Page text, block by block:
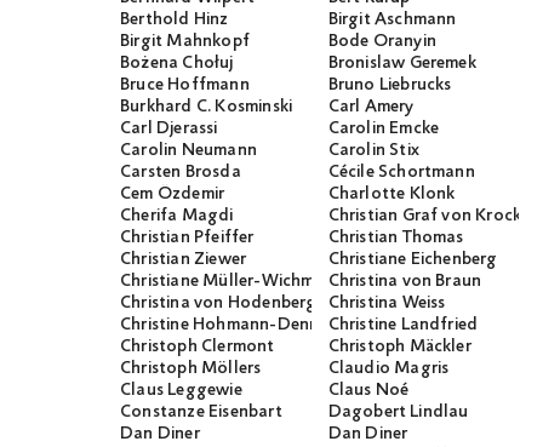
Berthold Hinz
Birgit Aschmann
Birgit Mahnkopf
Bode Oranyin
Bożena Chołuj
Bronislaw Geremek
Bruce Hoffmann
Bruno Liebrucks
Burkhard C. Kosminski
Carl Amery
Carl Djerassi
Carolin Emcke
Carolin Neumann
Carolin Stix
Carsten Brosda
Cécile Schortmann
Cem Özdemir
Charlotte Klonk
Cherifa Magdi
Christian Graf von
Christian Pfeiffer
Christian Thomas
Christian Ziewer
Christiane Eichenberg
Christiane Müller-WichmannChristina von Braun
Christina von Hodenberg
Christina Weiss
Christine Hohmann-DennhardtChristine Landfried
Christoph Clermont
Christoph Mäckler
Christoph Möllers
Claudio Magris
Claus Leggewie
Claus Noé
Constanze Eisenbart
Dagobert Lindlau
Dan Diner
Dan Diner